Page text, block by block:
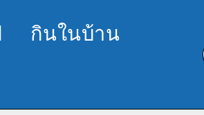
กินในบ้าน